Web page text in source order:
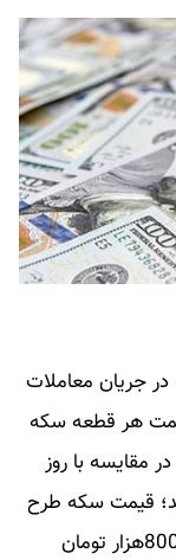
جریان معاملات
آزاد تهران، در ساعت (13:00) قیمت هر قطعه سکه
افزایش در مقایسه با روز
تومان رسید؛ قیمت سکه طرح
قدیم هم با همین مقدار رشد 11میلیون و 800هزار تومان